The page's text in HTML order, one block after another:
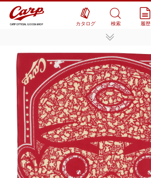
CARP OFFICIAL GOODS SHOP カタログ 検索 履歴